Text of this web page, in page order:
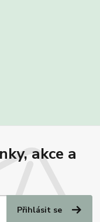
akce a
Přihlásit se